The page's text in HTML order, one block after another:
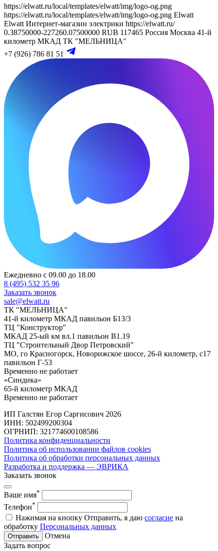
https://elwatt.ru/local/templates/elwatt/img/logo-og.png
https://elwatt.ru/local/templates/elwatt/img/logo-og.png Elwatt
Elwatt Интернет-магазин электрики https://elwatt.ru/
0.38750000-227260.07500000 RUB 117465 Россия Москва 41-й
километр МКАД ТК "МЕЛЬНИЦА"
+7 (926) 786 81 51
Ежедневно с 09.00 до 18.00
8 (495) 532 35 96
Заказать звонок
sale@elwatt.ru
ТК "МЕЛЬНИЦА"
41-й километр МКАД павильон Б13/3
ТЦ "Конструктор"
МКАД 25-ый км вл.1 павильон В1.19
ТЦ "Строительный Двор Петровский"
МО, го Красногорск, Новорижское шоссе, 26-й километр, с17
павильон Г-53
Временно не работает
«Синдика»
65-й километр МКАД
Временно не работает
ИП Галстян Егор Саргисович 2026
ИНН: 502499200304
ОГРНИП: 321774600108586
Политика конфиденциальности
Политика об использовании файлов cookies
Политика об обработки персональных данных
Разработка и поддержка — ЭВРИКА
Заказать звонок
Ваше имя*
Телефон*
Нажимая на кнопку Отправить, я даю согласие на
обработку Персональных данных
Отправить
Отмена
Задать вопрос